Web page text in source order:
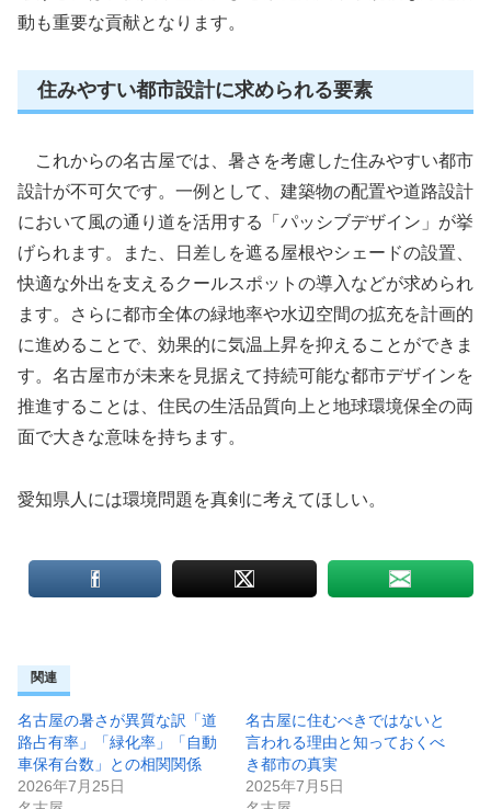
動も重要な貢献となります。
住みやすい都市設計に求められる要素
これからの名古屋では、暑さを考慮した住みやすい都市
設計が不可欠です。一例として、建築物の配置や道路設計
において風の通り道を活用する「パッシブデザイン」が挙
げられます。また、日差しを遮る屋根やシェードの設置、
快適な外出を支えるクールスポットの導入などが求められ
ます。さらに都市全体の緑地率や水辺空間の拡充を計画的
に進めることで、効果的に気温上昇を抑えることができま
す。名古屋市が未来を見据えて持続可能な都市デザインを
推進することは、住民の生活品質向上と地球環境保全の両
面で大きな意味を持ちます。
愛知県人には環境問題を真剣に考えてほしい。
関連
名古屋の暑さが異質な訳「道
路占有率」「緑化率」「自動
車保有台数」との相関関係
2026年7月25日
名古屋に住むべきではないと
言われる理由と知っておくべ
き都市の真実
2025年7月5日